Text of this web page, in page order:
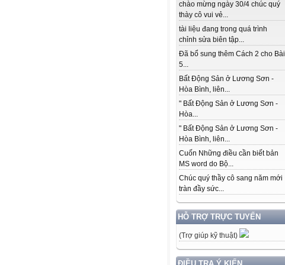
chào mừng ngày 30/4 chúc quý
thày cô vui vẻ...
tài liệu đang trong quá trình
chỉnh sửa biên tập...
Đã bổ sung thêm Cách 2 cho Bài
5...
Bất Động Sản ở Lương Sơn -
Hòa Bình, liên...
" Bất Động Sản ở Lương Sơn -
Hòa...
" Bất Động Sản ở Lương Sơn -
Hòa Bình, liên...
Cuốn Những điều cần biết bản
MS word do Bộ...
Chúc quý thầy cô sang năm mới
tràn đầy sức...
HỖ TRỢ TRỰC TUYẾN
(Trợ giúp kỹ thuật)